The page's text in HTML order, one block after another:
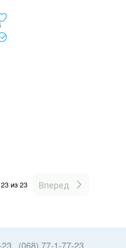
23 из 23 Вперед
(068) 77-1-77-23